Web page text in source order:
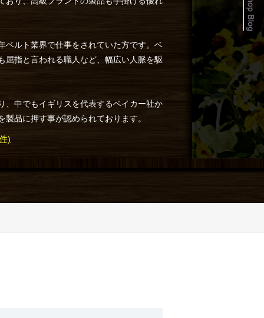
ベルト業界で仕事をされていた方です。ベ
屈指と言われる職人など、幅広い人脈を駆
、中でもイギリスを代表するベイカー社か
品に押す事が認められております。
)